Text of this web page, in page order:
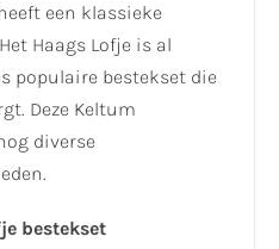
een klassieke
Haags Lofje is al
populaire bestekset die
Deze Keltum
diverse
bestekset